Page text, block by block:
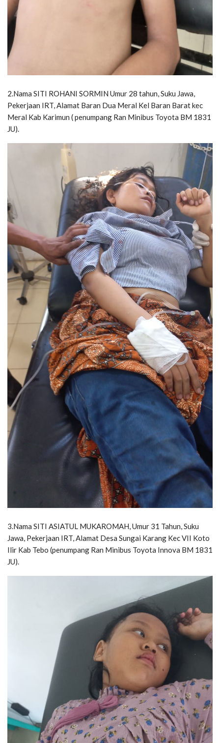
2.Nama SITI ROHANI SORMIN Umur 28 tahun, Suku Jawa,
Pekerjaan IRT, Alamat Baran Dua Meral Kel Baran Barat kec
Meral Kab Karimun ( penumpang Ran Minibus Toyota BM 1831
JU).
3.Nama SITI ASIATUL MUKAROMAH, Umur 31 Tahun, Suku
Jawa, Pekerjaan IRT, Alamat Desa Sungai Karang Kec VII Koto
Ilir Kab Tebo (penumpang Ran Minibus Toyota Innova BM 1831
JU).